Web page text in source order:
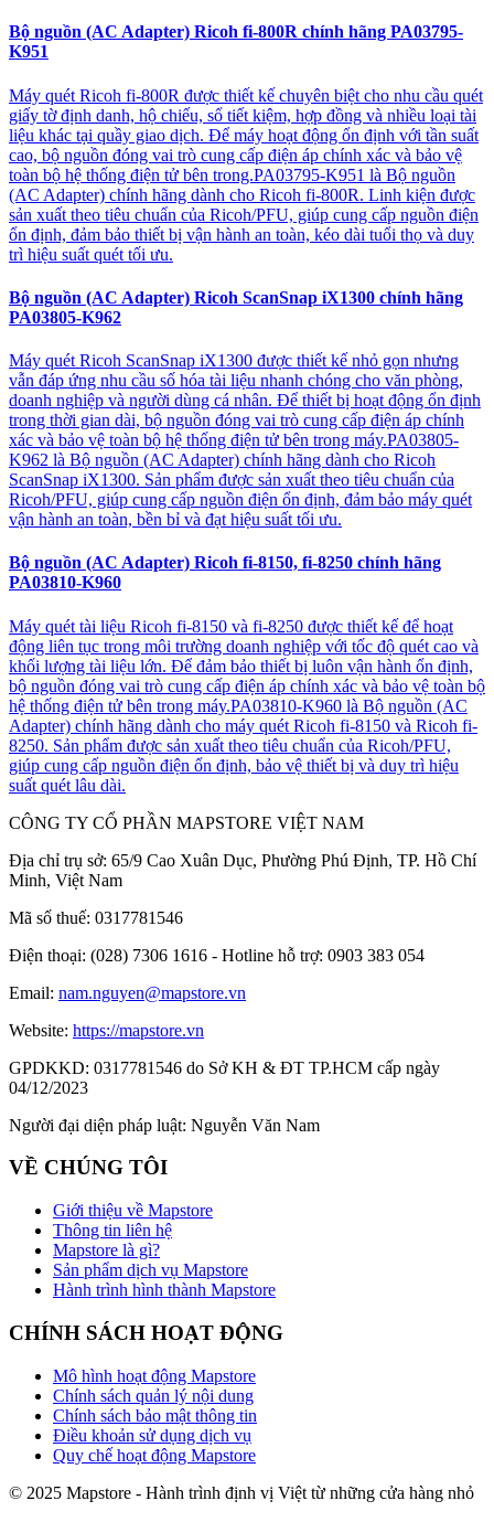
Bộ nguồn (AC Adapter) Ricoh fi-800R chính hãng PA03795-
K951
Máy quét Ricoh fi-800R được thiết kế chuyên biệt cho nhu cầu quét
giấy tờ định danh, hộ chiếu, sổ tiết kiệm, hợp đồng và nhiều loại tài
liệu khác tại quầy giao dịch. Để máy hoạt động ổn định với tần suất
cao, bộ nguồn đóng vai trò cung cấp điện áp chính xác và bảo vệ
toàn bộ hệ thống điện tử bên trong.PA03795-K951 là Bộ nguồn
(AC Adapter) chính hãng dành cho Ricoh fi-800R. Linh kiện được
sản xuất theo tiêu chuẩn của Ricoh/PFU, giúp cung cấp nguồn điện
ổn định, đảm bảo thiết bị vận hành an toàn, kéo dài tuổi thọ và duy
trì hiệu suất quét tối ưu.
Bộ nguồn (AC Adapter) Ricoh ScanSnap iX1300 chính hãng
PA03805-K962
Máy quét Ricoh ScanSnap iX1300 được thiết kế nhỏ gọn nhưng
vẫn đáp ứng nhu cầu số hóa tài liệu nhanh chóng cho văn phòng,
doanh nghiệp và người dùng cá nhân. Để thiết bị hoạt động ổn định
trong thời gian dài, bộ nguồn đóng vai trò cung cấp điện áp chính
xác và bảo vệ toàn bộ hệ thống điện tử bên trong máy.PA03805-
K962 là Bộ nguồn (AC Adapter) chính hãng dành cho Ricoh
ScanSnap iX1300. Sản phẩm được sản xuất theo tiêu chuẩn của
Ricoh/PFU, giúp cung cấp nguồn điện ổn định, đảm bảo máy quét
vận hành an toàn, bền bỉ và đạt hiệu suất tối ưu.
Bộ nguồn (AC Adapter) Ricoh fi-8150, fi-8250 chính hãng
PA03810-K960
Máy quét tài liệu Ricoh fi-8150 và fi-8250 được thiết kế để hoạt
động liên tục trong môi trường doanh nghiệp với tốc độ quét cao và
khối lượng tài liệu lớn. Để đảm bảo thiết bị luôn vận hành ổn định,
bộ nguồn đóng vai trò cung cấp điện áp chính xác và bảo vệ toàn bộ
hệ thống điện tử bên trong máy.PA03810-K960 là Bộ nguồn (AC
Adapter) chính hãng dành cho máy quét Ricoh fi-8150 và Ricoh fi-
8250. Sản phẩm được sản xuất theo tiêu chuẩn của Ricoh/PFU,
giúp cung cấp nguồn điện ổn định, bảo vệ thiết bị và duy trì hiệu
suất quét lâu dài.
CÔNG TY CỔ PHẦN MAPSTORE VIỆT NAM
Địa chỉ trụ sở: 65/9 Cao Xuân Dục, Phường Phú Định, TP. Hồ Chí
Minh, Việt Nam
Mã số thuế: 0317781546
Điện thoại: (028) 7306 1616 - Hotline hỗ trợ: 0903 383 054
Email: nam.nguyen@mapstore.vn
Website: https://mapstore.vn
GPDKKD: 0317781546 do Sở KH & ĐT TP.HCM cấp ngày
04/12/2023
Người đại diện pháp luật: Nguyễn Văn Nam
VỀ CHÚNG TÔI
Giới thiệu về Mapstore
Thông tin liên hệ
Mapstore là gì?
Sản phẩm dịch vụ Mapstore
Hành trình hình thành Mapstore
CHÍNH SÁCH HOẠT ĐỘNG
Mô hình hoạt động Mapstore
Chính sách quản lý nội dung
Chính sách bảo mật thông tin
Điều khoản sử dụng dịch vụ
Quy chế hoạt động Mapstore
© 2025 Mapstore - Hành trình định vị Việt từ những cửa hàng nhỏ